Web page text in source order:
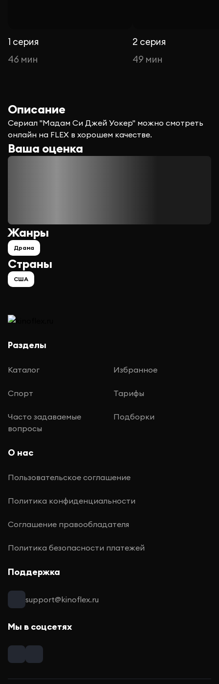
1 серия
46 мин
2 серия
49 мин
Описание
Сериал "Мадам Си Джей Уокер" можно смотреть
онлайн на FLEX в хорошем качестве.
Ваша оценка
Страны
США
Жанры
Драма
Разделы
Каталог Избранное
Спорт Тарифы
Часто задаваемые
вопросы
Подборки
О нас
Пользовательское соглашение
Политика конфиденциальности
Соглашение правообладателя
Политика безопасности платежей
Поддержка
support@kinoflex.ru
Мы в соцсетях